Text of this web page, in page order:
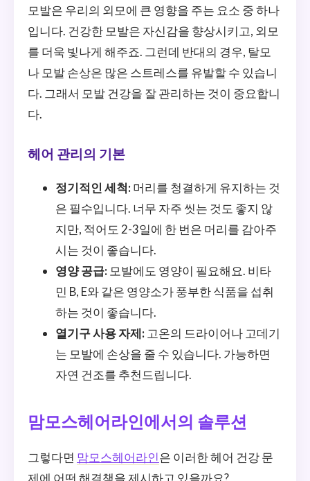
모발은 우리의 외모에 큰 영향을 주는 요소 중 하나
입니다. 건강한 모발은 자신감을 향상시키고, 외모
를 더욱 빛나게 해주죠. 그런데 반대의 경우, 탈모
나 모발 손상은 많은 스트레스를 유발할 수 있습니
다. 그래서 모발 건강을 잘 관리하는 것이 중요합니
다.
헤어 관리의 기본
정기적인 세척: 머리를 청결하게 유지하는 것
은 필수입니다. 너무 자주 씻는 것도 좋지 않
지만, 적어도 2-3일에 한 번은 머리를 감아주
시는 것이 좋습니다.
영양 공급: 모발에도 영양이 필요해요. 비타
민 B, E와 같은 영양소가 풍부한 식품을 섭취
하는 것이 좋습니다.
열기구 사용 자제: 고온의 드라이어나 고데기
는 모발에 손상을 줄 수 있습니다. 가능하면
자연 건조를 추천드립니다.
맘모스헤어라인에서의 솔루션
그렇다면 맘모스헤어라인은 이러한 헤어 건강 문